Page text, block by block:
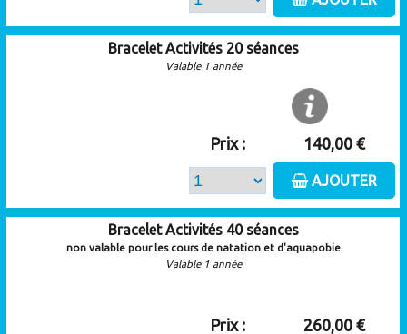
Bracelet Activités 20 séances
Valable 1 année
Prix : 140,00 €
AJOUTER
Bracelet Activités 40 séances
non valable pour les cours de natation et d'aquapobie
Valable 1 année
Prix : 260,00 €